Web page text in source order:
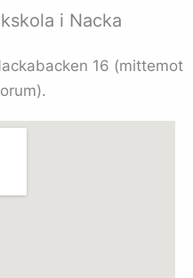
i Nacka
16 (mittemot